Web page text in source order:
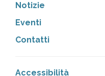
Notizie
Eventi
Contatti
Accessibilità